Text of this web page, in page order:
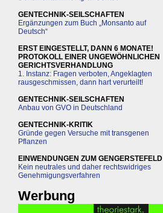
GENTECHNIK-SEILSCHAFTEN
Ergänzungen zum Buch „Monsanto auf
Deutsch“
ERST EINGESTELLT, DANN 6 MONATE!
PROTOKOLL EINER UNGEWÖHNLICHEN
GERICHTSVERHANDLUNG
1. Instanz: Fragen verboten, Angeklagten
rausgeschmissen, dann hart verurteilt!
GENTECHNIK-SEILSCHAFTEN
Anbau von GVO in Deutschland
GENTECHNIK-KRITIK
Gründe gegen Versuche mit transgenen
Pflanzen
EINWENDUNGEN ZUM GENGERSTEFELD
Kein neutrales und daher rechtswidriges
Genehmigungsverfahren
Werbung